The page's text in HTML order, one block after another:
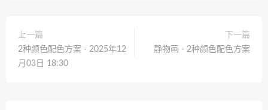
上一篇
2种颜色配色方案 - 2025年12
月03日 18:30
下一篇
静物画 - 2种颜色配色方案